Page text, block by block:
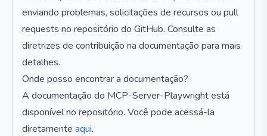
enviando problemas, solicitações de recursos ou pull
requests no repositório do GitHub. Consulte as
diretrizes de contribuição na documentação para mais
detalhes.
Onde posso encontrar a documentação?
A documentação do MCP-Server-Playwright está
disponível no repositório. Você pode acessá-la
diretamente aqui.